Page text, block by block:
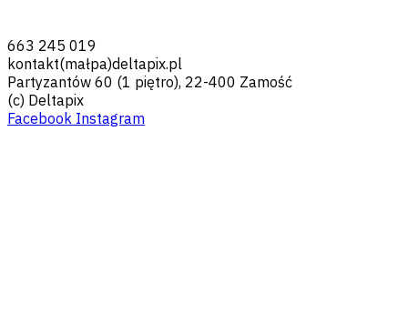
663 245 019
kontakt(małpa)deltapix.pl
Partyzantów 60 (1 piętro), 22-400 Zamość
(c) Deltapix
Facebook Instagram